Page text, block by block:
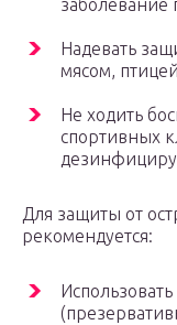
заболевание
Надевать
мясом,
Не ходить
спортивных
Для защиты от
рекомендуется: